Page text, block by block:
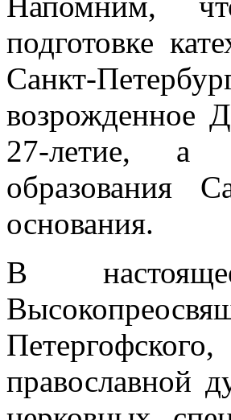
подготовке
Санкт-
возрожденное
27-летие, а
образования
основания.
В
православной